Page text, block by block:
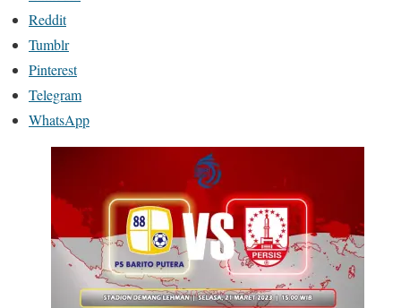
Reddit
Tumblr
Pinterest
Telegram
WhatsApp